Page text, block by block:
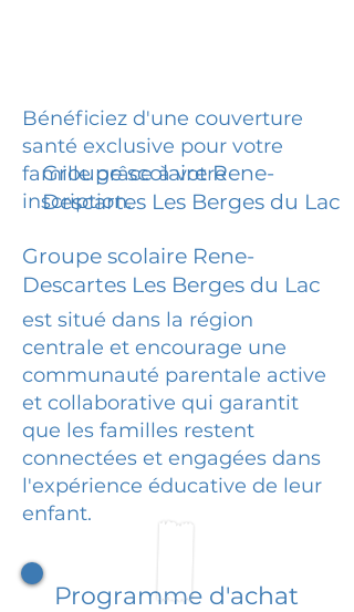
Bénéficiez d'une couverture
santé exclusive pour votre
famille grâce à votre
inscription.
Groupe scolaire Rene-
Descartes Les Berges du Lac
Groupe scolaire Rene-
Descartes Les Berges du Lac
est situé dans la région
centrale et encourage une
communauté parentale active
et collaborative qui garantit
que les familles restent
connectées et engagées dans
l'expérience éducative de leur
enfant.
Programme d'achat